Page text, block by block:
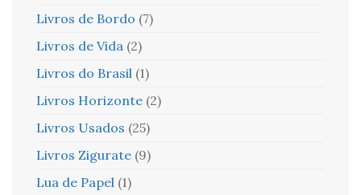
Livros de Bordo (7)
Livros de Vida (2)
Livros do Brasil (1)
Livros Horizonte (2)
Livros Usados (25)
Livros Zigurate (9)
Lua de Papel (1)